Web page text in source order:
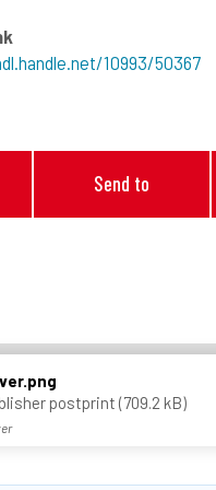
10993/50367
Send to
postprint (709.2 kB)